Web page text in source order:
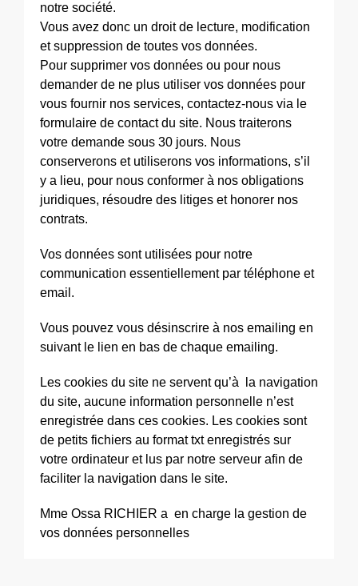
notre société.
Vous avez donc un droit de lecture, modification
et suppression de toutes vos données.
Pour supprimer vos données ou pour nous
demander de ne plus utiliser vos données pour
vous fournir nos services, contactez-nous via le
formulaire de contact du site. Nous traiterons
votre demande sous 30 jours. Nous
conserverons et utiliserons vos informations, s’il
y a lieu, pour nous conformer à nos obligations
juridiques, résoudre des litiges et honorer nos
contrats.
Vos données sont utilisées pour notre
communication essentiellement par téléphone et
email.
Vous pouvez vous désinscrire à nos emailing en
suivant le lien en bas de chaque emailing.
Les cookies du site ne servent qu’à la navigation
du site, aucune information personnelle n’est
enregistrée dans ces cookies. Les cookies sont
de petits fichiers au format txt enregistrés sur
votre ordinateur et lus par notre serveur afin de
faciliter la navigation dans le site.
Mme Ossa RICHIER a en charge la gestion de
vos données personnelles